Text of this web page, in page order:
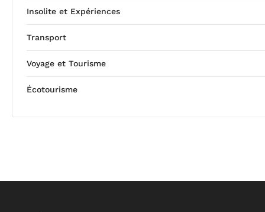
Insolite et Expériences
Transport
Voyage et Tourisme
Écotourisme